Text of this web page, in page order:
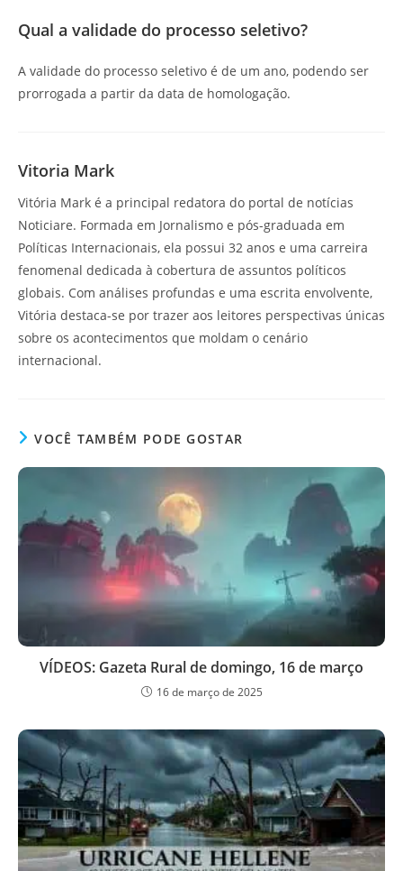
Qual a validade do processo seletivo?
A validade do processo seletivo é de um ano, podendo ser
prorrogada a partir da data de homologação.
Vitoria Mark
Vitória Mark é a principal redatora do portal de notícias
Noticiare. Formada em Jornalismo e pós-graduada em
Políticas Internacionais, ela possui 32 anos e uma carreira
fenomenal dedicada à cobertura de assuntos políticos
globais. Com análises profundas e uma escrita envolvente,
Vitória destaca-se por trazer aos leitores perspectivas únicas
sobre os acontecimentos que moldam o cenário
internacional.
VOCÊ TAMBÉM PODE GOSTAR
VÍDEOS: Gazeta Rural de domingo, 16 de março
16 de março de 2025